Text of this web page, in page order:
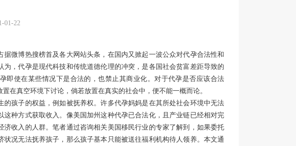
01-22
微博热搜榜首及各大网站头条，在国内又掀起一波公众对代孕合法性和
为，代孕是现代科技和传统道德伦理的冲突，是各国社会贫富差距导致的
即使在某些情况下是合法的，也禁止其商业化。对于代孕是否应该合法
在真空环境下讨论，倘若放置在真实的社会中，便不能一概而论。
的孩子的权益，例如被抚养权。许多代孕妈妈是在其所处社会环境中无法
这种方式获取收入。像美国加州这种代孕已合法化，且产业链已经相对完
济收入的人群。笔者通过咨询相关美国移民行业的专家了解到，如果委托
况无法抚养孩子，那么孩子基本只能被送往福利机构待人领养。本文通